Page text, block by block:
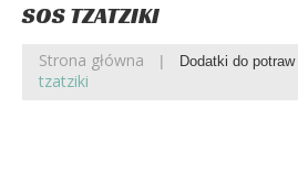
SOS TZATZIKI
Strona główna Dodatki do potraw
tzatziki